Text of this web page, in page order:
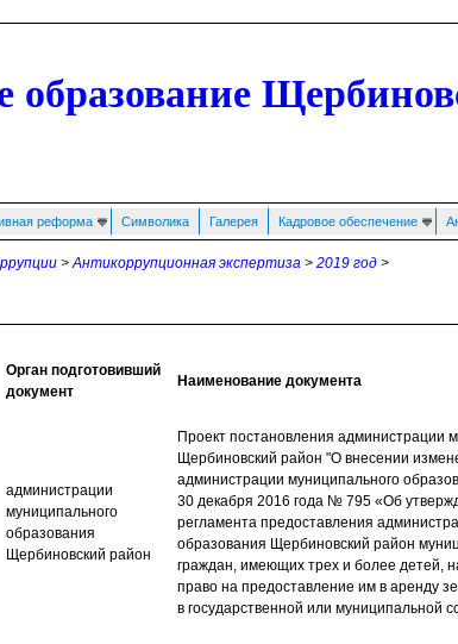
реформа Символика Галерея Кадровое обеспечение
>Антикоррупционная экспертиза> 2019 год>
Орган подготовивший
документ
Наименование документа
администрации
муниципального
образования
Щербиновский район
Проект постановления администрации
Щербиновский район​ "О внесении
администрации муниципального
30 декабря 2016 года № 795 «Об
регламента предоставления
образования Щербиновский район
граждан, имеющих трех и более детей,
право на предоставление им в аренду
в государственной или муниципальной